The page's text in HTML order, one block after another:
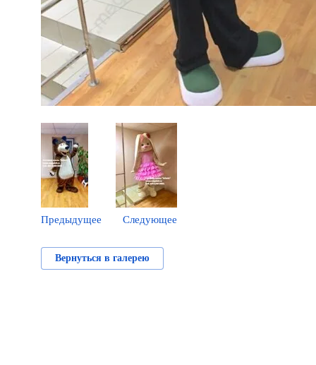
Предыдущее Следующее
Вернуться в галерею